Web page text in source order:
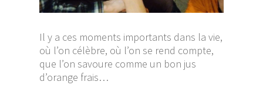
Il y a ces moments importants dans la vie,
où l’on célèbre, où l’on se rend compte,
que l’on savoure comme un bon jus
d’orange frais…